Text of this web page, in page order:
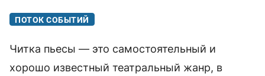
ПОТОК СОБЫТИЙ
Читка пьесы — это самостоятельный и
хорошо известный театральный жанр, в